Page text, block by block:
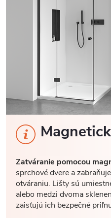
Zatváranie pomocou
sprchové dvere a
otváraniu. Lišty sú
alebo medzi dvoma
zaisťujú ich bezpečné